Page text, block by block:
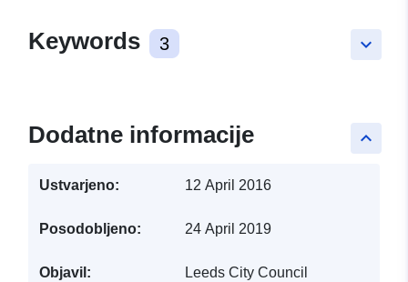
keyboard_arrow_down
Keywords 3
keyboard_arrow_up
Dodatne informacije
Ustvarjeno: 12 April 2016
Posodobljeno: 24 April 2019
Objavil: Leeds City Council